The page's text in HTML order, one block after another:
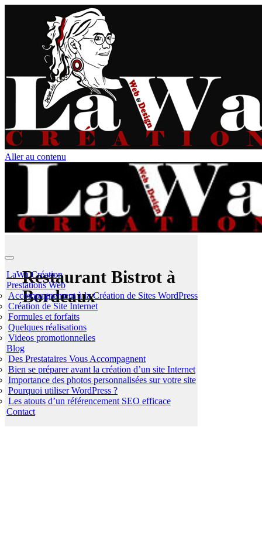
Aller au contenu
LaWa Création
Prestations Web
Accompagnement à la Création de Sites WordPress
Création de Site Internet
Formules et forfaits
Quelques réalisations
Videos promotionnelles
Blog
Des Prestataires Vous Accompagnent
Bien se préparer avant la création d’un site Internet
Importance des photos personnalisées sur votre site
Pourquoi utiliser WordPress ?
Les atouts d’un référencement SEO efficace
Contact
Restaurant Bistrot à
Bordeaux